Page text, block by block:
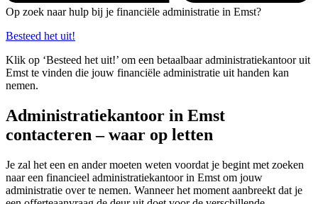
Op zoek naar hulp bij je financiële administratie in Emst?
Besteed het uit!
Klik op ‘Besteed het uit!’ om een betaalbaar administratiekantoor uit
Emst te vinden die jouw financiële administratie uit handen kan
nemen.
Administratiekantoor in Emst
contacteren – waar op letten
Je zal het een en ander moeten weten voordat je begint met zoeken
naar een financieel administratiekantoor in Emst om jouw
administratie over te nemen. Wanneer het moment aanbreekt dat je